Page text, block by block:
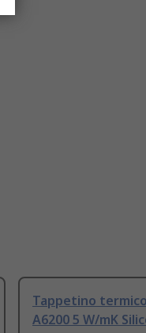
Tappetino
A6200 5 W/mK